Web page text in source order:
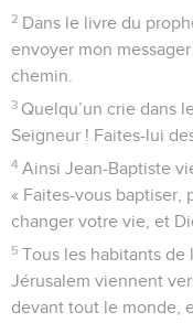
2 Dans le livre du
envoyer mon
chemin.
3 Quelqu’un crie dans
Seigneur ! Faites-lui
4 Ainsi Jean-Baptiste
« Faites-vous baptiser,
changer votre vie, et
5 Tous les habitants
Jérusalem viennent
devant tout le monde,